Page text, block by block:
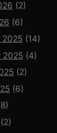
(2)
(6)
2025 (14)
2025 (4)
(2)
(6)
(2)